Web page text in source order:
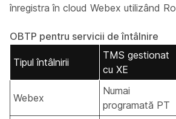
înregistra în cloud Webex utilizând
OBTP pentru servicii de întâlnire
Tipul întâlnirii
TMS gestionat
cu XE
Webex
Numai
programată PT